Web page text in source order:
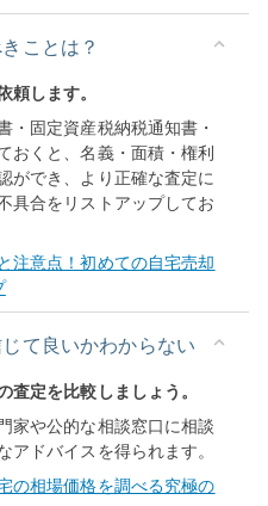
ことは？
頼します。
・固定資産税納税通知書・
おくと、名義・面積・権利
ができ、より正確な査定に
具合をリストアップしてお
注意点！初めての自宅売却
て良いかわからない
査定を比較しましょう。
家や公的な相談窓口に相談
アドバイスを得られます。
の相場価格を調べる究極の